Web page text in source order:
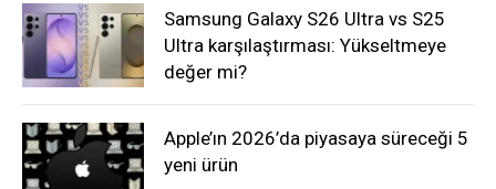
Samsung Galaxy S26 Ultra vs S25
Ultra karşılaştırması: Yükseltmeye
değer mi?
Apple’ın 2026’da piyasaya süreceği 5
yeni ürün